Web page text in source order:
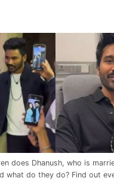
does Dhanush, who is
what do they do? Find out